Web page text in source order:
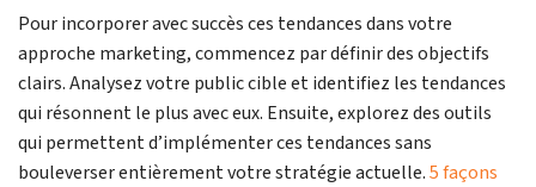
Pour incorporer avec succès ces tendances dans votre
approche marketing, commencez par définir des objectifs
clairs. Analysez votre public cible et identifiez les tendances
qui résonnent le plus avec eux. Ensuite, explorez des outils
qui permettent d’implémenter ces tendances sans
bouleverser entièrement votre stratégie actuelle.5 façons